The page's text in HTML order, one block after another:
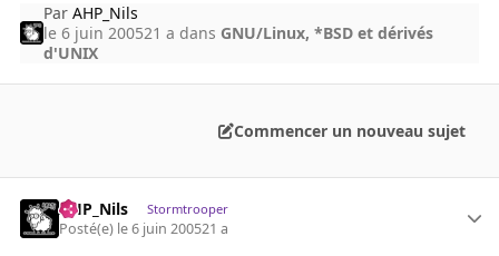
ParAHP_Nils
le 6 juin 200521 a dans GNU/Linux, *BSD et dérivés
d'UNIX
Commencer un nouveau sujet
AHP_Nils Stormtrooper
Posté(e) le 6 juin 200521 a